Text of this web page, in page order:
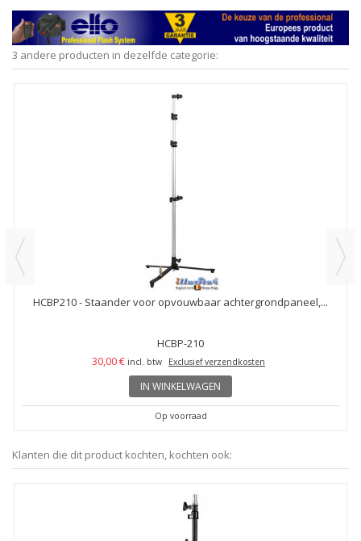
3 andere producten in dezelfde categorie:
HCBP210 - Staander voor opvouwbaar achtergrondpaneel,...
HCBP-210
30,00 € incl. btw Exclusief verzendkosten
IN WINKELWAGEN
Op voorraad
Klanten die dit product kochten, kochten ook: